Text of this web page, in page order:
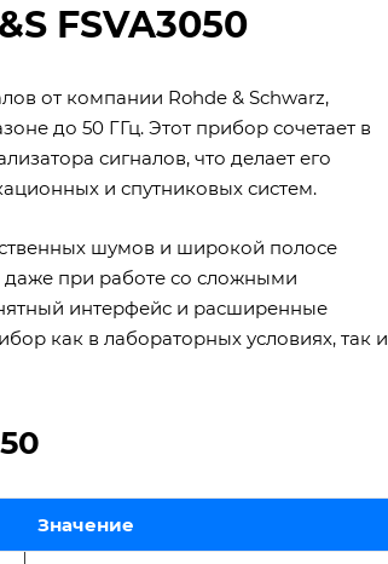
FSVA3050
от компании Rohde & Schwarz,
до 50 ГГц. Этот прибор сочетает в
сигналов, что делает его
и спутниковых систем.
шумов и широкой полосе
даже при работе со сложными
интерфейс и расширенные
как в лабораторных условиях, так и
Значение